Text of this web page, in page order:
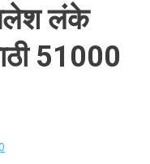
लंके
51000